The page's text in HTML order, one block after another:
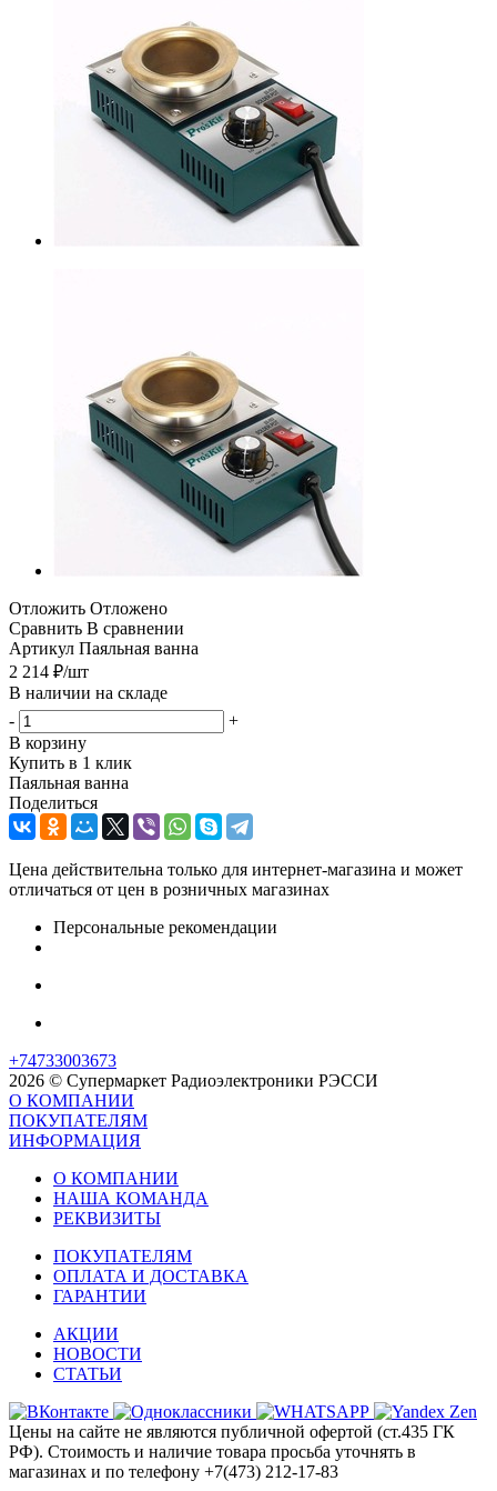
Отложить Отложено
Сравнить В сравнении
Артикул Паяльная ванна
2 214 ₽/шт
В наличии на складе
-
+
В корзину
Купить в 1 клик
Паяльная ванна
Поделиться
Цена действительна только для интернет-магазина и может
отличаться от цен в розничных магазинах
Персональные рекомендации
+74733003673
2026 © Супермаркет Радиоэлектроники РЭССИ
О КОМПАНИИ
ПОКУПАТЕЛЯМ
ИНФОРМАЦИЯ
О КОМПАНИИ
НАША КОМАНДА
РЕКВИЗИТЫ
ПОКУПАТЕЛЯМ
ОПЛАТА И ДОСТАВКА
ГАРАНТИИ
АКЦИИ
НОВОСТИ
СТАТЬИ
Цены на сайте не являются публичной офертой (ст.435 ГК
РФ). Стоимость и наличие товара просьба уточнять в
магазинах и по телефону +7(473) 212-17-83